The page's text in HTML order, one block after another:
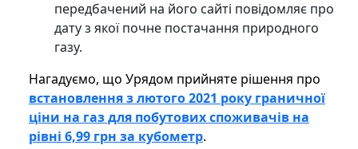
передбачений на його сайті повідомляє про
дату з якої почне постачання природного
газу.
Нагадуємо, що Урядом прийняте рішення про
встановлення з лютого 2021 року граничної
ціни на газ для побутових споживачів на
рівні 6,99 грн за кубометр.